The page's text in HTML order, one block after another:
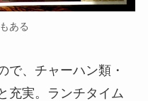
ある
で、チャーハン類・
充実。ランチタイム